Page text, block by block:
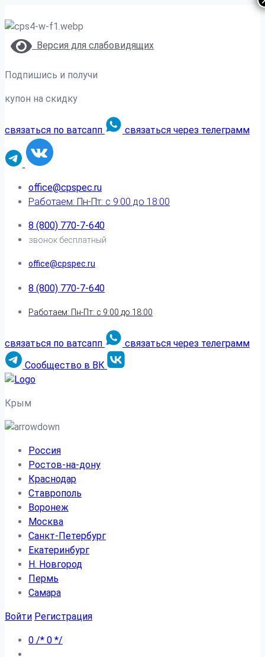
Версия для слабовидящих
Подпишись и получи
купон на скидку
связаться по ватсапп связаться через телеграмм
office@cpspec.ru
Работаем: Пн-Пт: с 9:00 до 18:00
8 (800) 770-7-640
звонок бесплатный
office@cpspec.ru
8 (800) 770-7-640
Работаем: Пн-Пт: с 9:00 до 18:00
связаться по ватсапп
связаться через телеграмм
Сообщество в ВК
Крым
Россия
Ростов-на-дону
Краснодар
Ставрополь
Воронеж
Москва
Санкт-Петербург
Екатеринбург
Н. Новгород
Пермь
Самара
Войти Регистрация
0 /* 0 */